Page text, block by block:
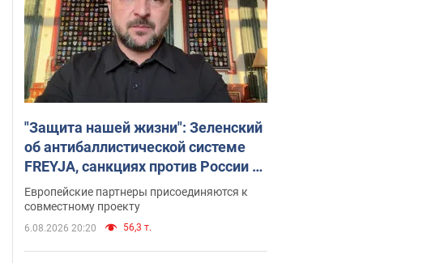
"Защита нашей жизни": Зеленский
об антибаллистической системе
FREYJA, санкциях против России и
поддержке аграриев. Видео
Европейские партнеры присоединяются к
совместному проекту
6.08.2026 20:20 56,3 т.